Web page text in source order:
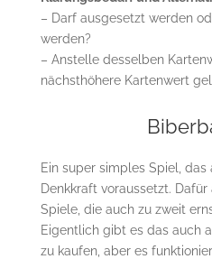
– Darf ausgesetzt werden
werden?
– Anstelle desselben
nächsthöhere Kartenwert
Ein super simples Spiel,
Denkkraft voraussetzt.
Spiele, die auch zu zweit
Eigentlich gibt es das auch
zu kaufen, aber es